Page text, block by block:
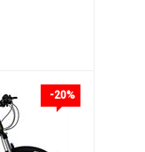
-20%